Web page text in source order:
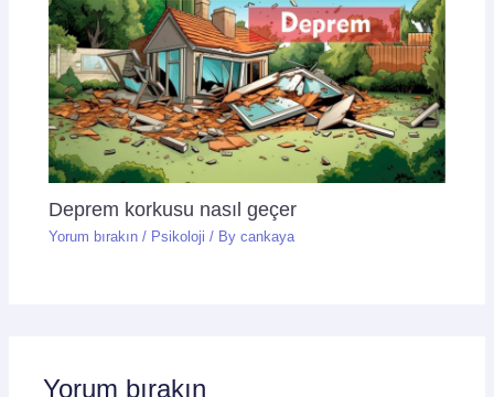
Deprem korkusu nasıl geçer
Yorum bırakın / Psikoloji / Bycankaya
Yorum bırakın